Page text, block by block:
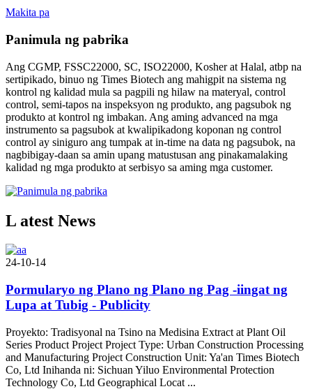
Makita pa
Panimula ng pabrika
Ang CGMP, FSSC22000, SC, ISO22000, Kosher at Halal, atbp na
sertipikado, binuo ng Times Biotech ang mahigpit na sistema ng
kontrol ng kalidad mula sa pagpili ng hilaw na materyal, control
control, semi-tapos na inspeksyon ng produkto, ang pagsubok ng
produkto at kontrol ng imbakan. Ang aming advanced na mga
instrumento sa pagsubok at kwalipikadong koponan ng control
control ay siniguro ang tumpak at in-time na data ng pagsubok, na
nagbibigay-daan sa amin upang matustusan ang pinakamalaking
kalidad ng mga produkto at serbisyo sa aming mga customer.
L atest News
24-10-14
Pormularyo ng Plano ng Plano ng Pag -iingat ng
Lupa at Tubig - Publicity
Proyekto: Tradisyonal na Tsino na Medisina Extract at Plant Oil
Series Product Project Project Type: Urban Construction Processing
and Manufacturing Project Construction Unit: Ya'an Times Biotech
Co, Ltd Inihanda ni: Sichuan Yiluo Environmental Protection
Technology Co, Ltd Geographical Locat ...